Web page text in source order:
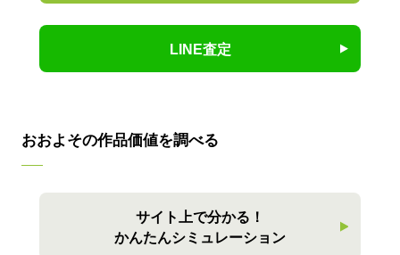
LINE査定
おおよその作品価値を調べる
サイト上で分かる！
かんたんシミュレーション